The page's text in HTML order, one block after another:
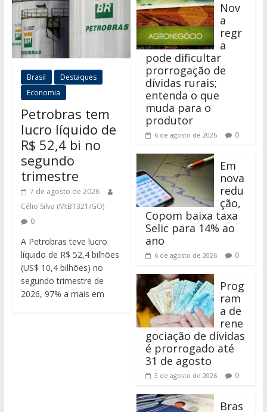
Brasil
Destaques
Economia
Petrobras tem
lucro líquido de
R$ 52,4 bi no
segundo
trimestre
7 de agosto de 2026
Célio Silva (MtB1321/GO)
0
A Petrobras teve lucro
líquido de R$ 52,4 bilhões
(US$ 10,4 bilhões) no
segundo trimestre de
2026, 97% a mais em
Nov
a
regr
a
pode dificultar
prorrogação de
dívidas rurais;
entenda o que
muda para o
produtor
6 de agosto de 2026 0
Em
nova
redu
ção,
Copom baixa taxa
Selic para 14% ao
ano
6 de agosto de 2026 0
Prog
ram
a de
rene
gociação de dívidas
é prorrogado até
31 de agosto
3 de agosto de 2026 0
Bras